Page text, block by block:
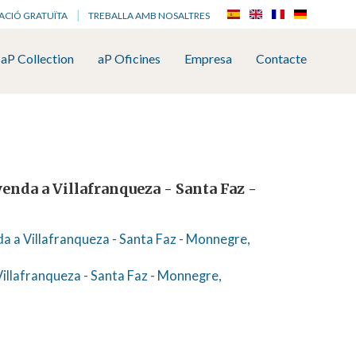
GRATUÏTA TREBALLA AMB NOSALTRES
aP Collection aP Oficines Empresa Contacte
a Villafranqueza - Santa Faz -
a Villafranqueza - Santa Faz - Monnegre,
- Santa Faz - Monnegre,